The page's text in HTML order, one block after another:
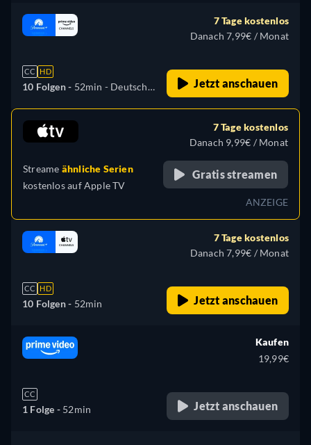
CC HD
10 Folgen - 52min - Deutsch,
Französisch, Italienisch,
Portugiesisch
7 Tage kostenlos
Danach 7,99€ / Monat
Jetzt anschauen
Streame ähnliche Serien
kostenlos aufApple TV
7 Tage kostenlos
Danach 9,99€ / Monat
Gratis streamen
ANZEIGE
CC HD
10 Folgen - 52min
7 Tage kostenlos
Danach 7,99€ / Monat
Jetzt anschauen
CC
1 Folge - 52min
Kaufen
19,99€
Jetzt anschauen